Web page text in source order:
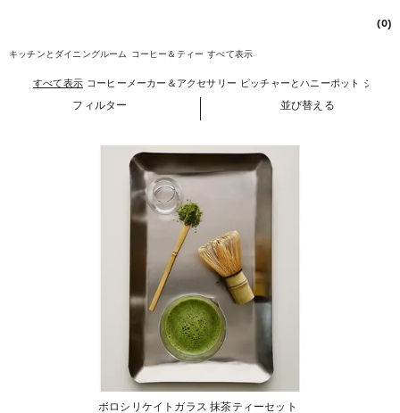
(0)
キッチンとダイニングルーム コーヒー＆ティー すべて表示
すべて表示 コーヒーメーカー＆アクセサリー ピッチャーとハニーポット シュガ
フィルター 並び替える
ボロシリケイトガラス 抹茶ティーセット